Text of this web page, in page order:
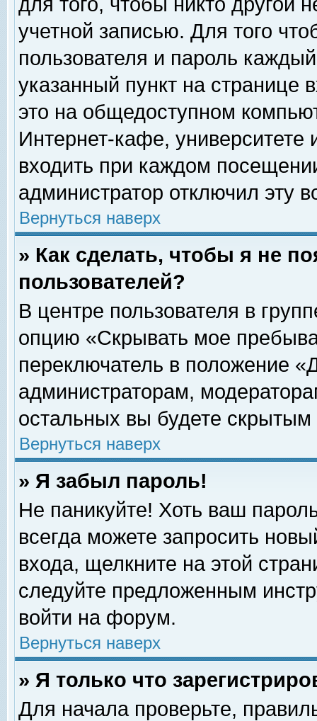
учетной записью. Для того
пользователя и пароль
указанный пункт на
это на общедоступном
Интернет-кафе, университете
входить при каждом
администратор отключил эту
Вернуться наверх
» Как сделать, чтобы я не
пользователей?
В центре пользователя в
опцию «Скрывать мое
переключатель в положение
администраторам,
остальных вы будете скрытым
Вернуться наверх
» Я забыл пароль!
Не паникуйте! Хоть ваш
всегда можете запросить
входа, щелкните на этой
следуйте предложенным
войти на форум.
Вернуться наверх
» Я только что
Для начала проверьте,